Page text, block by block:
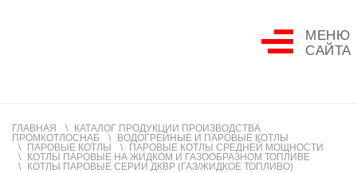
МЕНЮ
САЙТА
ГЛАВНАЯ
КАТАЛОГ ПРОДУКЦИИ ПРОИЗВОДСТВА
ПРОМКОТЛОСНАБ
ВОДОГРЕЙНЫЕ И ПАРОВЫЕ КОТЛЫ
ПАРОВЫЕ КОТЛЫ
ПАРОВЫЕ КОТЛЫ СРЕДНЕЙ МОЩНОСТИ
КОТЛЫ ПАРОВЫЕ НА ЖИДКОМ И ГАЗООБРАЗНОМ ТОПЛИВЕ
КОТЛЫ ПАРОВЫЕ СЕРИИ ДКВР (ГАЗ/ЖИДКОЕ ТОПЛИВО)